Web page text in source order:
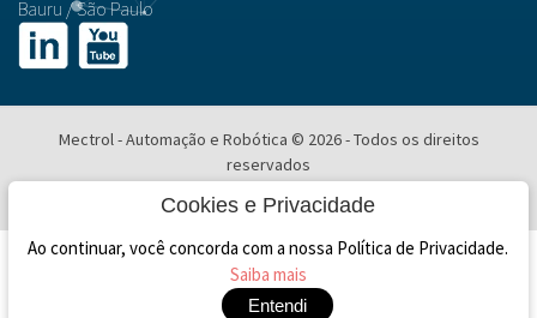
Bauru / São Paulo
Mectrol - Automação e Robótica © 2026 - Todos os direitos
reservados
Desenvolvimento e Hospedagem
Cookies e Privacidade
Ao continuar, você concorda com a nossa Política de Privacidade.
Saiba mais
Entendi